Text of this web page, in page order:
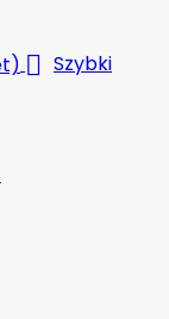
 Szybki